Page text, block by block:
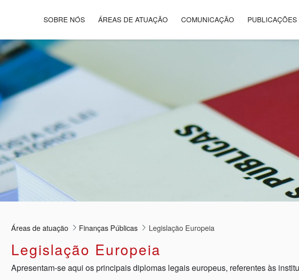
SOBRE NÓS ÁREAS DE ATUAÇÃO COMUNICAÇÃO PUBLICAÇÕES
Áreas de atuação Finanças Públicas Legislação Europeia
Legislação Europeia
Apresentam-se aqui os principais diplomas legais europeus, referentes às